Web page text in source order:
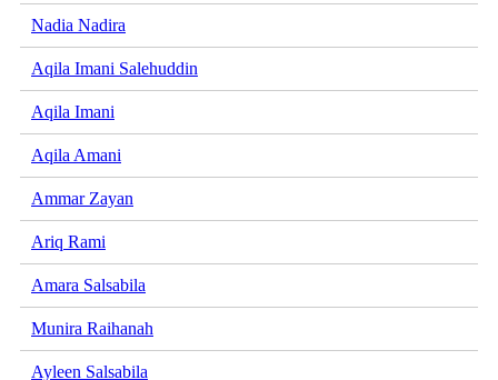
Nadia Nadira
Aqila Imani Salehuddin
Aqila Imani
Aqila Amani
Ammar Zayan
Ariq Rami
Amara Salsabila
Munira Raihanah
Ayleen Salsabila